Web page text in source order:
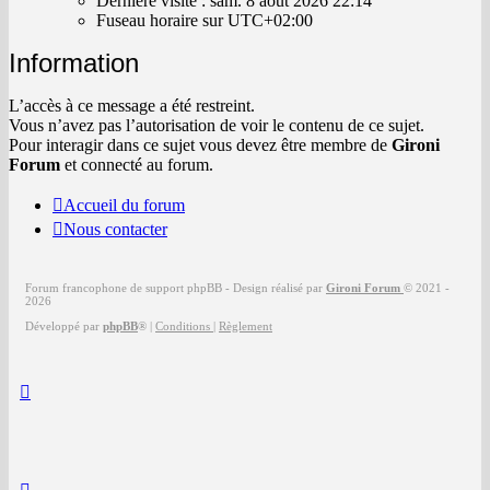
2026
22:14
Fuseau horaire surUTC+02:00
Information
L’accès à ce message a été restreint.
Vous n’avez pas l’autorisation de voir le contenu de ce sujet.
Pour interagir dans ce sujet vous devez être membre de Gironi
Forum et connecté au forum.
Accueil du forum
Nous contacter
Forum francophone de support phpBB - Design réalisé par Gironi Forum © 2021 -
2026
Développé par phpBB® Conditions Règlement